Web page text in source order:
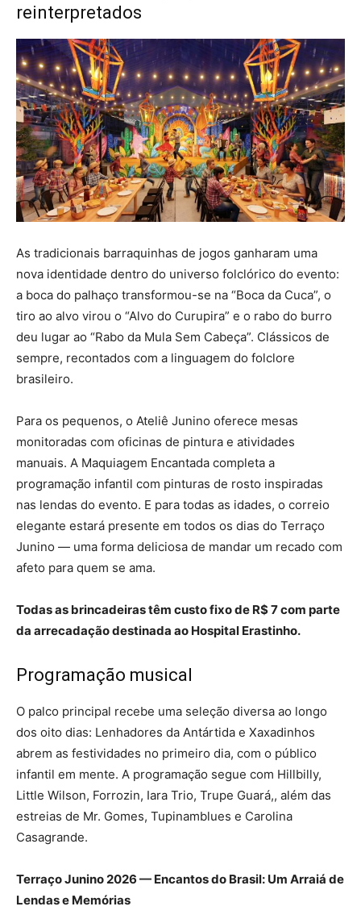
reinterpretados
As tradicionais barraquinhas de jogos ganharam uma
nova identidade dentro do universo folclórico do evento:
a boca do palhaço transformou-se na “Boca da Cuca”, o
tiro ao alvo virou o “Alvo do Curupira” e o rabo do burro
deu lugar ao “Rabo da Mula Sem Cabeça”. Clássicos de
sempre, recontados com a linguagem do folclore
brasileiro.
Para os pequenos, o Ateliê Junino oferece mesas
monitoradas com oficinas de pintura e atividades
manuais. A Maquiagem Encantada completa a
programação infantil com pinturas de rosto inspiradas
nas lendas do evento. E para todas as idades, o correio
elegante estará presente em todos os dias do Terraço
Junino — uma forma deliciosa de mandar um recado com
afeto para quem se ama.
Todas as brincadeiras têm custo fixo de R$ 7 com parte
da arrecadação destinada ao Hospital Erastinho.
Programação musical
O palco principal recebe uma seleção diversa ao longo
dos oito dias: Lenhadores da Antártida e Xaxadinhos
abrem as festividades no primeiro dia, com o público
infantil em mente. A programação segue com Hillbilly,
Little Wilson, Forrozin, Iara Trio, Trupe Guará,, além das
estreias de Mr. Gomes, Tupinamblues e Carolina
Casagrande.
Terraço Junino 2026 — Encantos do Brasil: Um Arraiá de
Lendas e Memórias